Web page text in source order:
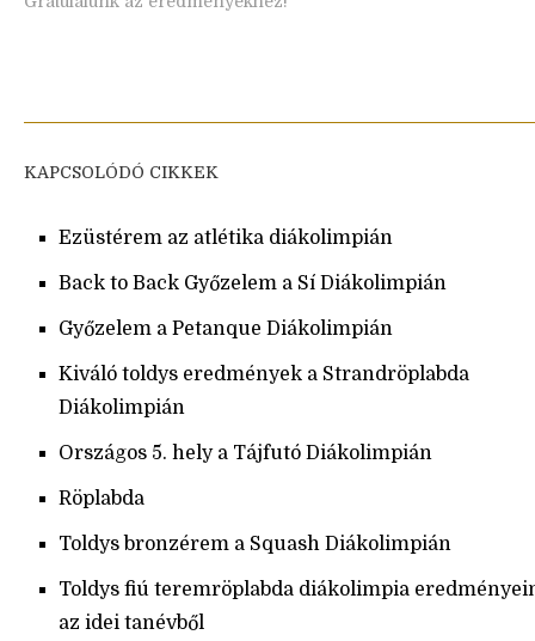
KAPCSOLÓDÓ CIKKEK
Ezüstérem az atlétika diákolimpián
Back to Back Győzelem a Sí Diákolimpián
Győzelem a Petanque Diákolimpián
Kiváló toldys eredmények a Strandröplabda
Diákolimpián
Országos 5. hely a Tájfutó Diákolimpián
Röplabda
Toldys bronzérem a Squash Diákolimpián
Toldys fiú teremröplabda diákolimpia
az idei tanévből